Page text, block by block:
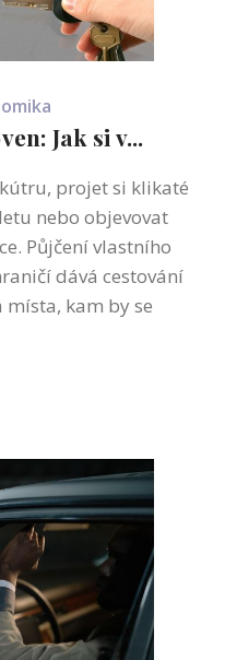
Jak si v...
projet si klikaté
nebo objevovat
Půjčení vlastního
dává cestování
kam by se